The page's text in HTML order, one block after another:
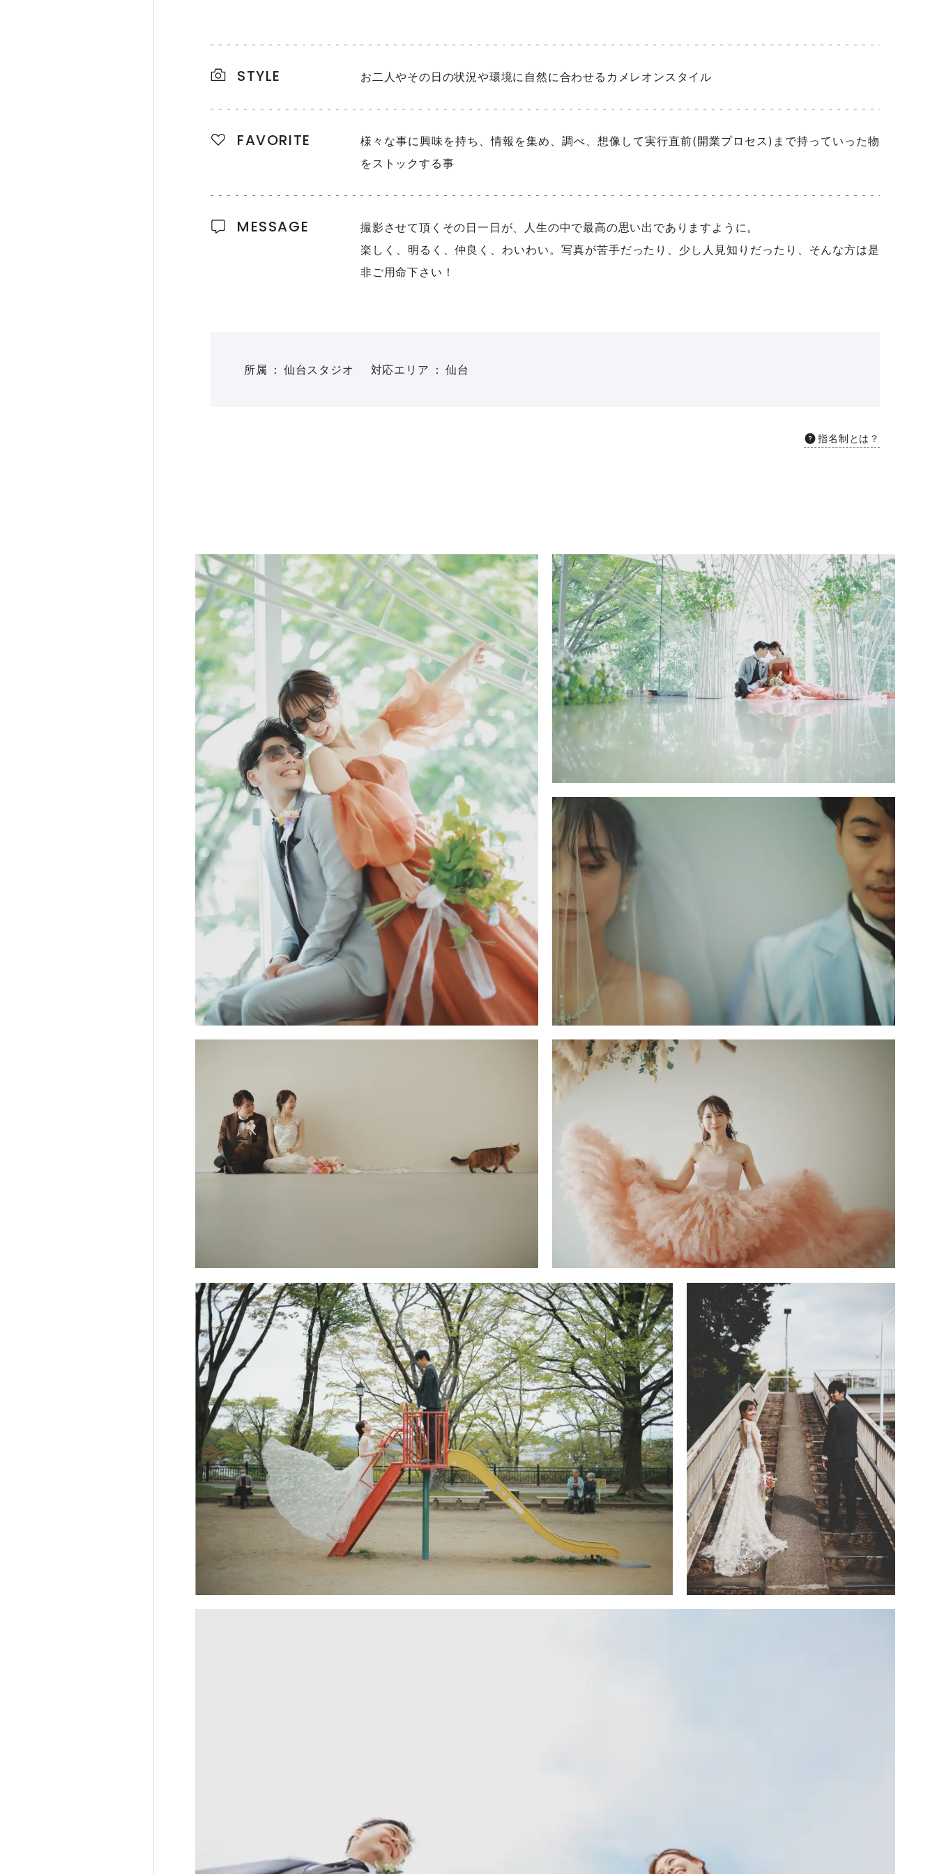
STYLE お二人やその日の状況や環境に自然に合わせるカメレオンスタイル
FAVORITE
様々な事に興味を持ち、情報を集め、調べ、想像して実行直前(開業プロセス)まで持っていった物
をストックする事
MESSAGE
撮影させて頂くその日一日が、人生の中で最高の思い出でありますように。
楽しく、明るく、仲良く、わいわい。写真が苦手だったり、少し人見知りだったり、そんな方は是
非ご用命下さい！
所属 仙台スタジオ 対応エリア 仙台
指名制とは？